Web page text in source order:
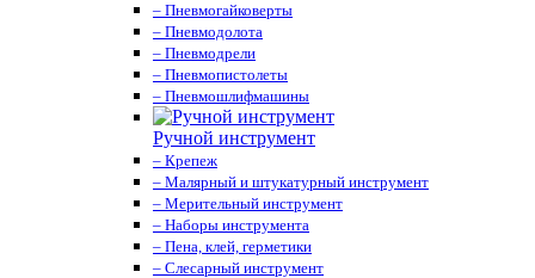
– Пневмогайковерты
– Пневмодолота
– Пневмодрели
– Пневмопистолеты
– Пневмошлифмашины
Ручной инструмент
– Крепеж
– Малярный и штукатурный инструмент
– Мерительный инструмент
– Наборы инструмента
– Пена, клей, герметики
– Слесарный инструмент